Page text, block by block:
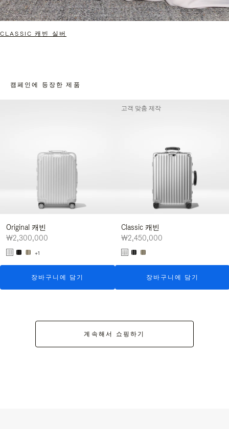
CLASSIC 캐빈 실버
캠페인에 등장한 제품
Original 캐빈
₩2,300,000
+1
장바구니에 담기
Classic 캐빈
₩2,450,000
장바구니에 담기
고객 맞춤 제작
계속해서 쇼핑하기